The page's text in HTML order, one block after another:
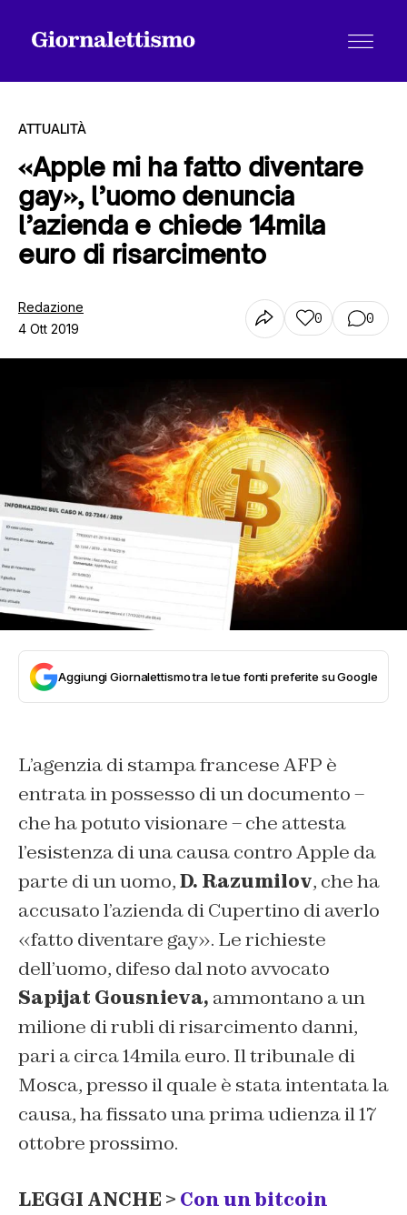
Tutti gli articoli
ATTUALITÀ
«Apple mi ha fatto diventare
gay», l’uomo denuncia
l’azienda e chiede 14mila
euro di risarcimento
Redazione
4 Ott 2019
0 0
Aggiungi Giornalettismo tra le tue fonti preferite su Google
L’agenzia di stampa francese AFP è
entrata in possesso di un documento –
che ha potuto visionare – che attesta
l’esistenza di una causa contro Apple da
parte di un uomo,D. Razumilov, che ha
accusato l’azienda di Cupertino di averlo
«fatto diventare gay». Le richieste
dell’uomo, difeso dal noto avvocato
Sapijat Gousnieva, ammontano a un
milione di rubli di risarcimento danni,
pari a circa 14mila euro. Il tribunale di
Mosca, presso il quale è stata intentata la
causa, ha fissato una prima udienza il 17
ottobre prossimo.
LEGGI ANCHE > Con un bitcoin